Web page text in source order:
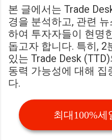
본 글에서는 Trade
경을 분석하고, 관련
하여 투자자들이 현명
돕고자 합니다. 특히,
있는 Trade Desk
동력 가능성에 대해 집
다.
최대100%